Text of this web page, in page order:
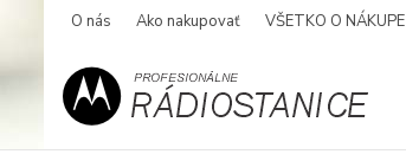
O nás Ako nakupovať VŠETKO O NÁKUPE